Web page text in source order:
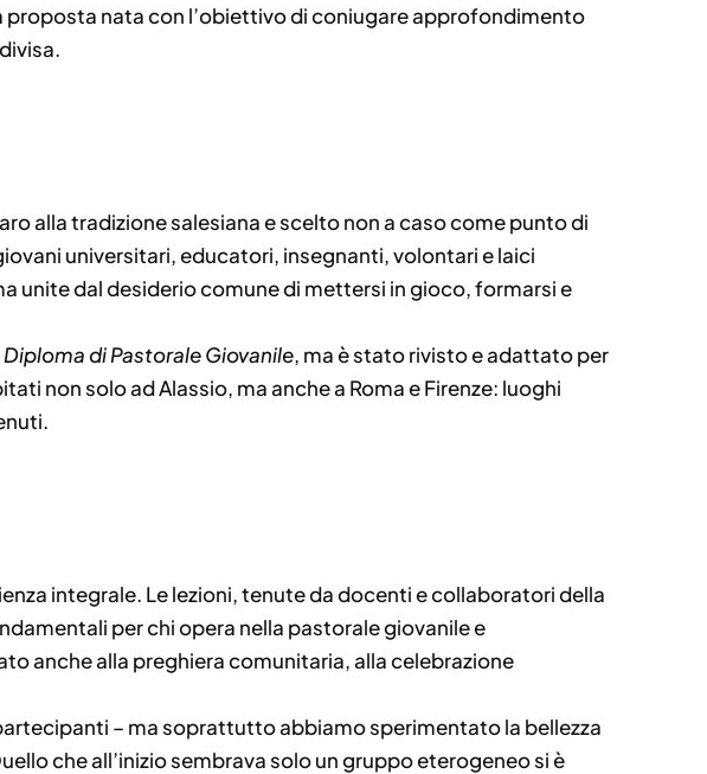
proposta nata con l’obiettivo di coniugare approfondimento
alla tradizione salesiana e scelto non a caso come punto di
universitari, educatori, insegnanti, volontari e laici
unite dal desiderio comune di mettersi in gioco, formarsi e
Diploma di Pastorale Giovanile, ma è stato rivisto e adattato per
non solo ad Alassio, ma anche a Roma e Firenze: luoghi
integrale. Le lezioni, tenute da docenti e collaboratori della
per chi opera nella pastorale giovanile e
anche alla preghiera comunitaria, alla celebrazione
– ma soprattutto abbiamo sperimentato la bellezza
che all’inizio sembrava solo un gruppo eterogeneo si è